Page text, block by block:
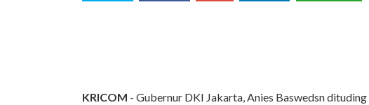
KRICOM - Gubernur DKI Jakarta, Anies Baswedsn